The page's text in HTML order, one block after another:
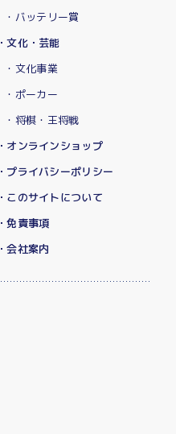
・バッテリー賞
・文化・芸能
・文化事業
・ポーカー
・将棋・王将戦
・オンラインショップ
・プライバシーポリシー
・このサイトについて
・免責事項
・会社案内